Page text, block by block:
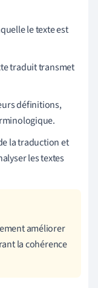
le texte est
traduit transmet
définitions,
la traduction et
les textes
améliorer
la cohérence